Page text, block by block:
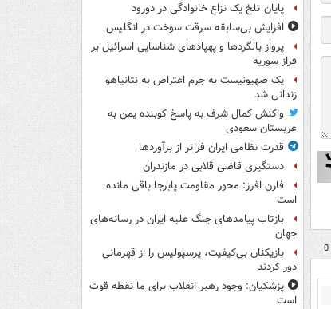
پایان تلخ یک نزاع خانوادگی در دورود
افزایش بی‌سابقه سرقت سوخت در انگلیس
پرواز بالگردها و پهپادهای شناسایی اسرائیل بر
فراز سوریه
یک صهیونیست به جرم اعتراض به نتانیاهو
زندانی شد
واکنش کمال شرف به پاسخ کوبنده یمن به
عربستان سعودی
قدرت نظامی ایران فراتر از برآوردها
دستگیری قاضی قلابی در مازندران
فارن افرز: محور مقاومت پابرجا باقی مانده
است
بازتاب پیامدهای جنگ علیه ایران در رسانه‌های
جهان
بازیکنان بی‌کیفیت، پرسپولیس را از قهرمانی
دور کردند
پزشکیان: وجود رهبر انقلاب برای ما نقطه قوت
است